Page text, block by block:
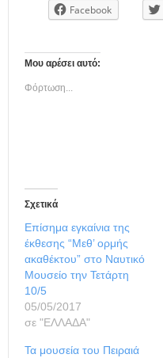
Facebook
Μου αρέσει αυτό:
Φόρτωση...
Σχετικά
Επίσημα εγκαίνια της
έκθεσης “Μεθ’ ορμής
ακαθέκτου” στο Ναυτικό
Μουσείο την Τετάρτη
10/5
05/05/2017
σε "ΕΛΛΑΔΑ"
Τα μουσεία του Πειραιά